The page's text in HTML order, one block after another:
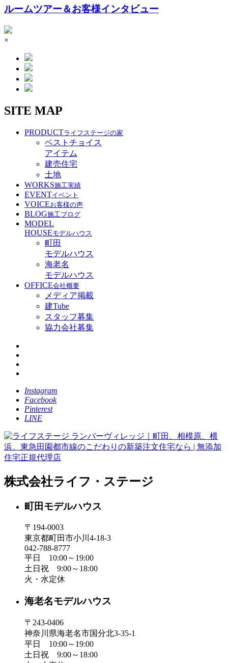
ルームツアー＆お客様インタビュー
×
SITE MAP
PRODUCTライフステージの家
ベストチョイス
アイテム
建売住宅
土地
WORKS施工実績
EVENTイベント
VOICEお客様の声
BLOG施工ブログ
MODEL
HOUSEモデルハウス
町田
モデルハウス
海老名
モデルハウス
OFFICE会社概要
メディア掲載
建Tube
スタッフ募集
協力会社募集
Instagram
Facebook
Pinterest
LINE
株式会社ライフ・ステージ
町田モデルハウス
〒194-0003
東京都町田市小川4-18-3
042-788-8777
平日 10:00～19:00
土日祝 9:00～18:00
火・水定休
海老名モデルハウス
〒243-0406
神奈川県海老名市国分北3-35-1
平日 10:00～19:00
土日祝 9:00～18:00